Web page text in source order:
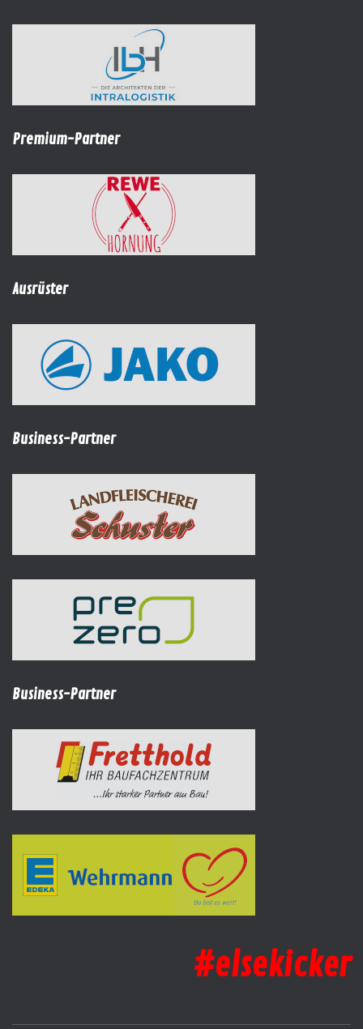
Premium-Partner
Ausrüster
Business-Partner
Business-Partner
#elsekicker